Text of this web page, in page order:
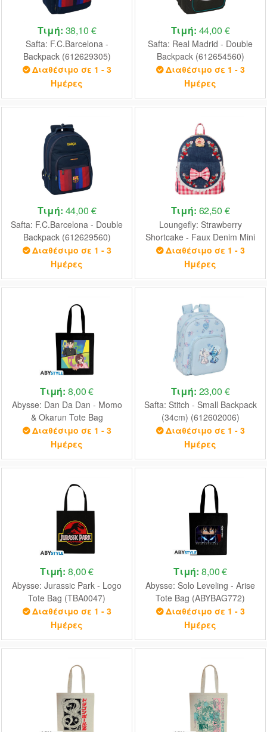
Τιμή: 38,10 €
Safta: F.C.Barcelona -
Backpack (612629305)
Διαθέσιμο σε 1 - 3
Ημέρες
Τιμή: 44,00 €
Safta: Real Madrid - Double
Backpack (612654560)
Διαθέσιμο σε 1 - 3
Ημέρες
Τιμή: 44,00 €
Safta: F.C.Barcelona - Double
Backpack (612629560)
Διαθέσιμο σε 1 - 3
Ημέρες
Τιμή: 62,50 €
Loungefly: Strawberry
Shortcake - Faux Denim Mini
Backpack (SBSBK0010)
Διαθέσιμο σε 1 - 3
Ημέρες
Τιμή: 8,00 €
Abysse: Dan Da Dan - Momo
& Okarun Tote Bag
(ABYBAG749)
Διαθέσιμο σε 1 - 3
Ημέρες
Τιμή: 23,00 €
Safta: Stitch - Small Backpack
(34cm) (612602006)
Διαθέσιμο σε 1 - 3
Ημέρες
Τιμή: 8,00 €
Abysse: Jurassic Park - Logo
Tote Bag (TBA0047)
Διαθέσιμο σε 1 - 3
Ημέρες
Τιμή: 8,00 €
Abysse: Solo Leveling - Arise
Tote Bag (ABYBAG772)
Διαθέσιμο σε 1 - 3
Ημέρες